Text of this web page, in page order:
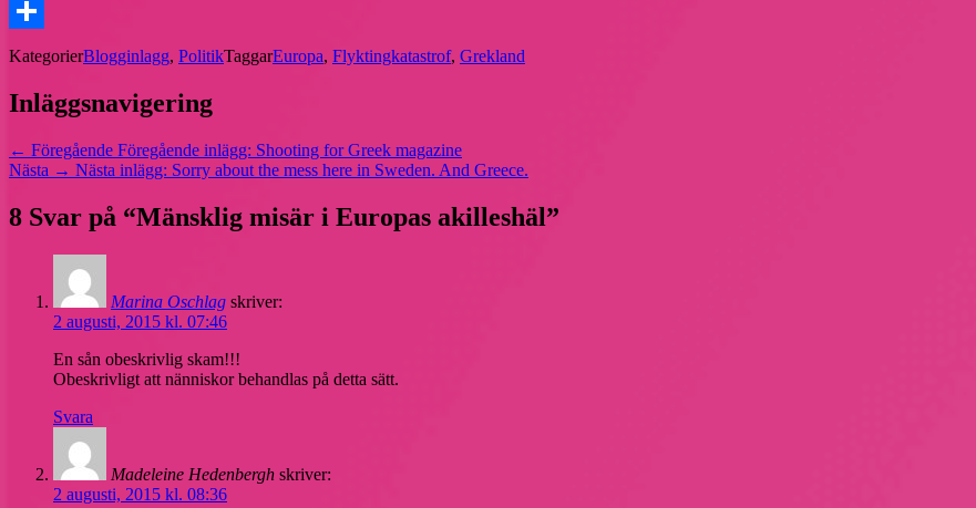
Email
Dela
KategorierBlogginlagg, PolitikTaggarEuropa, Flyktingkatastrof, Grekland
Inläggsnavigering
← Föregående Föregående inlägg: Shooting for Greek magazine
Nästa → Nästa inlägg: Sorry about the mess here in Sweden. And Greece.
8 Svar på “Mänsklig misär i Europas akilleshäl”
Marina Oschlag skriver:
2 augusti, 2015 kl. 07:46
En sån obeskrivlig skam!!!
Obeskrivligt att nänniskor behandlas på detta sätt.
Svara
Madeleine Hedenbergh skriver:
2 augusti, 2015 kl. 08:36